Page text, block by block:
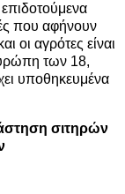
που αφήνουν
οι αγρότες είναι
των 18,
υποθηκευμένα
σιτηρών